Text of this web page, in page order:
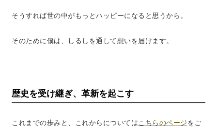
そうすれば世の中がもっとハッピーになると思うから。
そのために僕は、しるしを通して想いを届けます。
歴史を受け継ぎ、革新を起こす
これまでの歩みと、これからについてはこちらのページをご